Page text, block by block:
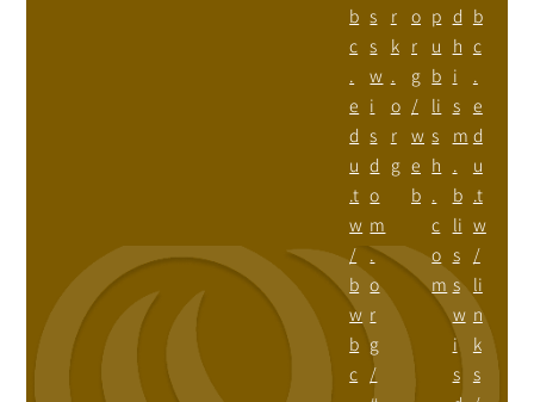
b
c
.
e
d
u
.t
w
/
b
w
b
c
s
s
w
i
s
d
o
m
.
o
r
g
/
r
k
.
o
r
g
o
r
g
/
w
e
b
p
u
b
li
s
h
.
c
o
m
d
h
i
s
m
.
b
li
s
s
w
i
s
b
c
.
e
d
u
.t
w
/
li
n
k
s